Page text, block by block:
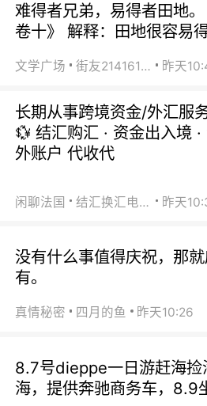
难得者兄弟，易得者田地
卷十》 解释：田地很容易
文学广场 街友21416156 昨天
长期从事跨境资金/外汇服
💱 结汇购汇 · 资金出入境 ·
外账户 代收代
闲聊法国 结汇换汇电汇 昨天
没有什么事值得庆祝，那
有。
真情秘密 四月的鱼 昨天10:26
8.7号dieppe一日游赶海捡
海，提供奔驰商务车，8.9